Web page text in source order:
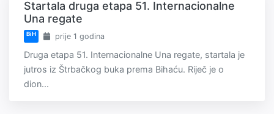
Startala druga etapa 51. Internacionalne
Una regate
BiH prije 1 godina
Druga etapa 51. Internacionalne Una regate, startala je
jutros iz Štrbačkog buka prema Bihaću. Riječ je o
dion...